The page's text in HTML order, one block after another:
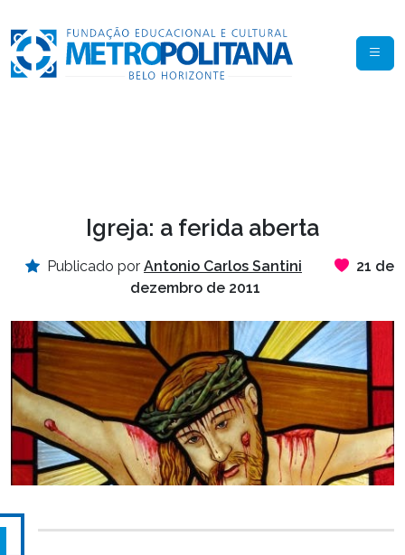
Igreja: a ferida aberta
Publicado por Antonio Carlos Santini
21 de
dezembro de 2011